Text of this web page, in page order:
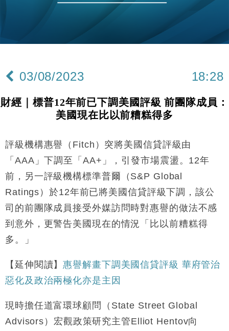
13:12
國際｜特朗普赴洛杉磯高球場活動前 男子攜槍彈被捕
財經｜香港7月PMI回落至51 企業擴張放慢兼縮減人
10:57
財經｜美商務部擬擴大金屬關稅範圍 14類產品或加徵
18:15
本地｜新世界K11 9月升級會員制度 增鉑金卡級別鎖
定高消費客群
最強
11:12
國際｜特朗普料美伊戰事快結束 承認部分彈藥庫存緊
司
11:30
財經｜精星香港夥菜鳥拓全球智慧倉儲市場 加快海外
市場落地
14:50
13:12
國際｜特朗普赴洛杉磯高球場活動前 男子攜槍彈被捕
12:30
財經｜香港7月PMI回落至51 企業擴張放慢兼縮減人
11:40
財經｜黑石傳再籌逾360億美元 支援Anthropic租用
Google晶片
03/08/2023 18:28
財經｜標普12年前已下調美國評級 前團隊成員：
美國現在比以前糟糕得多
評級機構惠譽（Fitch）突將美國信貸評級由
「AAA」下調至「AA+」，引發市場震盪。12年
前，另一評級機構標準普爾（S&P Global
Ratings）於12年前已將美國信貸評級下調，該公
司的前團隊成員接受外媒訪問時對惠譽的做法不感
到意外，更警告美國現在的情況「比以前糟糕得
多。」
【延伸閱讀】惠譽解畫下調美國信貸評級 華府管治
惡化及政治兩極化亦是主因
現時擔任道富環球顧問（State Street Global
Advisors）宏觀政策研究主管Elliot Hentov向